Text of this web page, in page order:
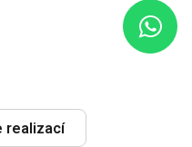
realizací